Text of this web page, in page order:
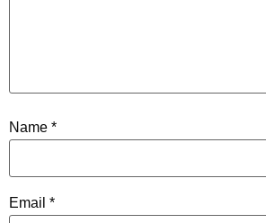
Name *
Email *